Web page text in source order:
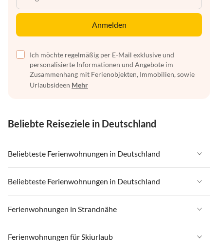
Anmelden
Ich möchte regelmäßig per E-Mail exklusive und
personalisierte Informationen und Angebote im
Zusammenhang mit Ferienobjekten, Immobilien, sowie
Urlaubsideen Mehr
Beliebte Reiseziele in Deutschland
Beliebteste Ferienwohnungen in Deutschland
Ferienwohnungen in Deutschland
Ferienwohnungen in Ostsee
Ferienwohnungen in Nordsee
Beliebteste Ferienwohnungen in Deutschland
Ferienwohnungen in Deutschland
Ferienwohnungen in Ostsee
Ferienwohnungen in Nordsee
Ferienwohnungen in Strandnähe
Ferienwohnungen in Strandnähe in Deutschland
Ferienwohnungen für Skiurlaub